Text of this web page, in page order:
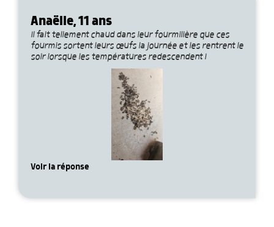
Anaëlle, 11 ans
Il fait tellement chaud dans leur fourmilière que ces
fourmis sortent leurs œufs la journée et les rentrent le
soir lorsque les températures redescendent !
Voir la réponse